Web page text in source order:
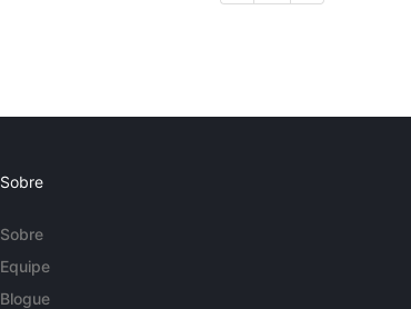
Sobre
Sobre
Equipe
Blogue